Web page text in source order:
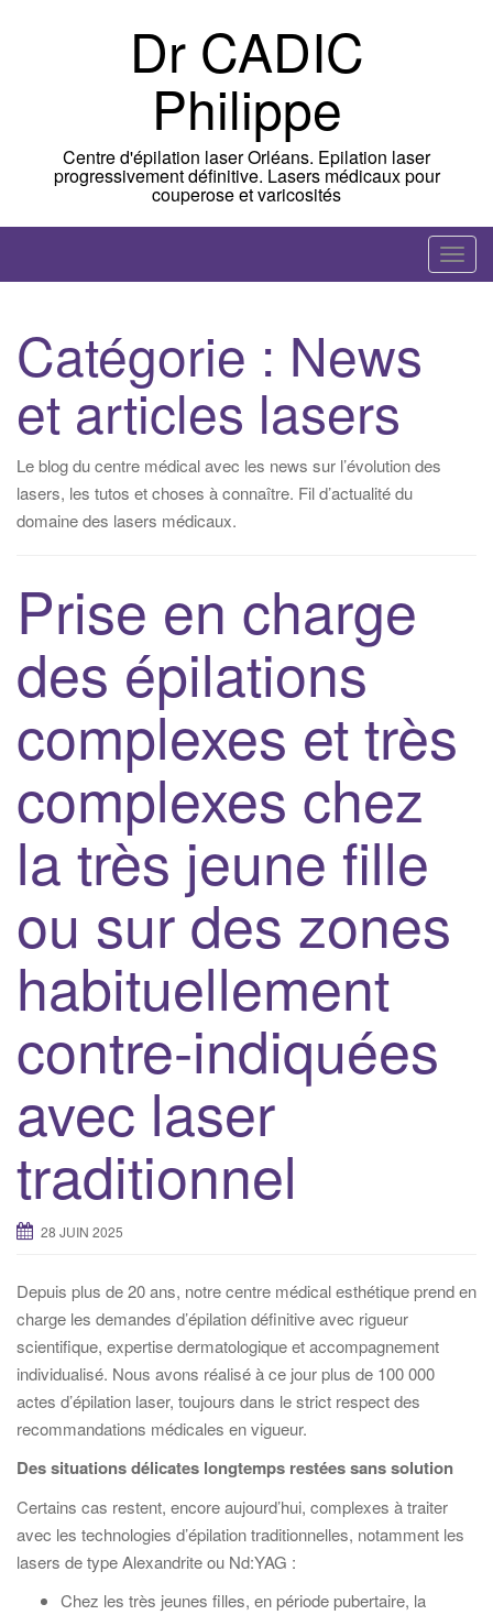
Dr CADIC
Philippe
Centre d'épilation laser Orléans. Epilation laser
progressivement définitive. Lasers médicaux pour
couperose et varicosités
T
o
Catégorie : News
et articles lasers
Le blog du centre médical avec les news sur l’évolution des
lasers, les tutos et choses à connaître. Fil d’actualité du
domaine des lasers médicaux.
Prise en charge
des épilations
complexes et très
complexes chez
la très jeune fille
ou sur des zones
habituellement
contre-indiquées
avec laser
traditionnel
28 JUIN 2025
Depuis plus de 20 ans, notre centre médical esthétique prend en
charge les demandes d’épilation définitive avec rigueur
scientifique, expertise dermatologique et accompagnement
individualisé. Nous avons réalisé à ce jour plus de 100 000
actes d’épilation laser, toujours dans le strict respect des
recommandations médicales en vigueur.
Des situations délicates longtemps restées sans solution
Certains cas restent, encore aujourd’hui, complexes à traiter
avec les technologies d’épilation traditionnelles, notamment les
lasers de type Alexandrite ou Nd:YAG :
Chez les très jeunes filles, en période pubertaire, la